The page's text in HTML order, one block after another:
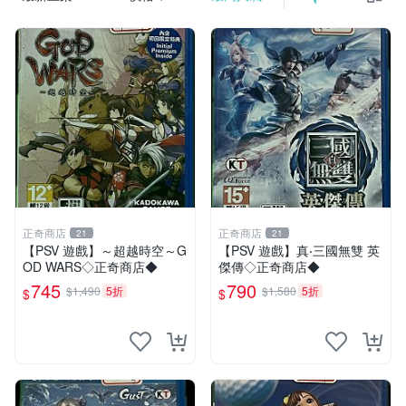
正奇商店 21
【PSV 遊戲】～超越時空～G
OD WARS◇正奇商店◆
$745 $1,490 5折
正奇商店 21
【PSV 遊戲】真‧三國無雙 英
傑傳◇正奇商店◆
$790 $1,580 5折